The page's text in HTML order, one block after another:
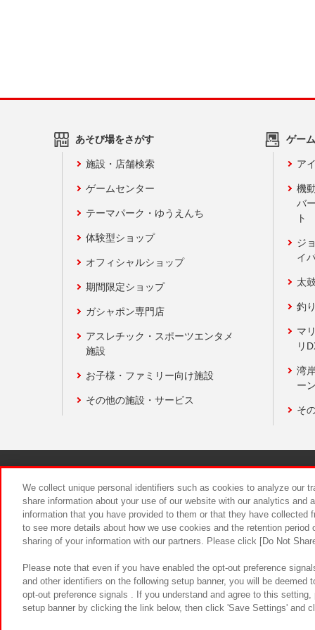
あそび場をさがす
施設・店舗検索
ゲームセンター
テーマパーク・ゆうえんち
体験型ショップ
オフィシャルショップ
期間限定ショップ
ガシャポン専門店
アスレチック・スポーツエンタメ
施設
お子様・ファミリー向け施設
その他の施設・サービス
ゲー
ア
機
バ
ト
ジ
イ
太
釣
マ
リ
湾
ー
そ
食品のご
We collect unique personal identifiers such as cookies to analyze our
share information about your use of our website with our analytics and
information that you have provided to them or that they have
to see more details about how we use cookies and the retention
sharing of your information with our partners. Please click [Do Not
Please note that even if you have enabled the opt-out preference
and other identifiers on the following setup banner, you will be
opt-out preference signals . If you understand and agree to this
setup banner by clicking the link below, then click 'Save Settings' and